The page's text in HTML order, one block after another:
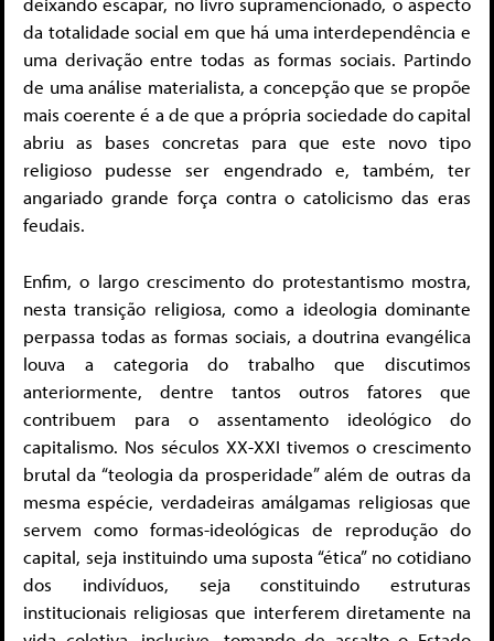
da totalidade social em que há uma interdependência e
uma derivação entre todas as formas sociais. Partindo
de uma análise materialista, a concepção que se propõe
mais coerente é a de que a própria sociedade do capital
abriu as bases concretas para que este novo tipo
religioso pudesse ser engendrado e, também, ter
angariado grande força contra o catolicismo das eras
feudais.
Enfim, o largo crescimento do protestantismo mostra,
nesta transição religiosa, como a ideologia dominante
perpassa todas as formas sociais, a doutrina evangélica
louva a categoria do trabalho que discutimos
anteriormente, dentre tantos outros fatores que
contribuem para o assentamento ideológico do
capitalismo. Nos séculos XX-XXI tivemos o crescimento
brutal da “teologia da prosperidade” além de outras da
mesma espécie, verdadeiras amálgamas religiosas que
servem como formas-ideológicas de reprodução do
capital, seja instituindo uma suposta “ética” no cotidiano
dos indivíduos, seja constituindo estruturas
institucionais religiosas que interferem diretamente na